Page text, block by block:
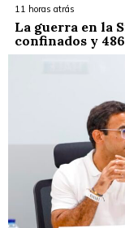
11 horas atrás
La guerra en la
confinados y